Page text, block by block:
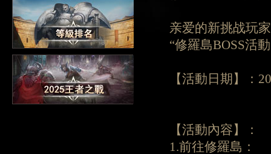
亲爱的新挑战玩
“修羅島BOSS活
【活動日期】：
【活動內容】：
1.前往修羅島：